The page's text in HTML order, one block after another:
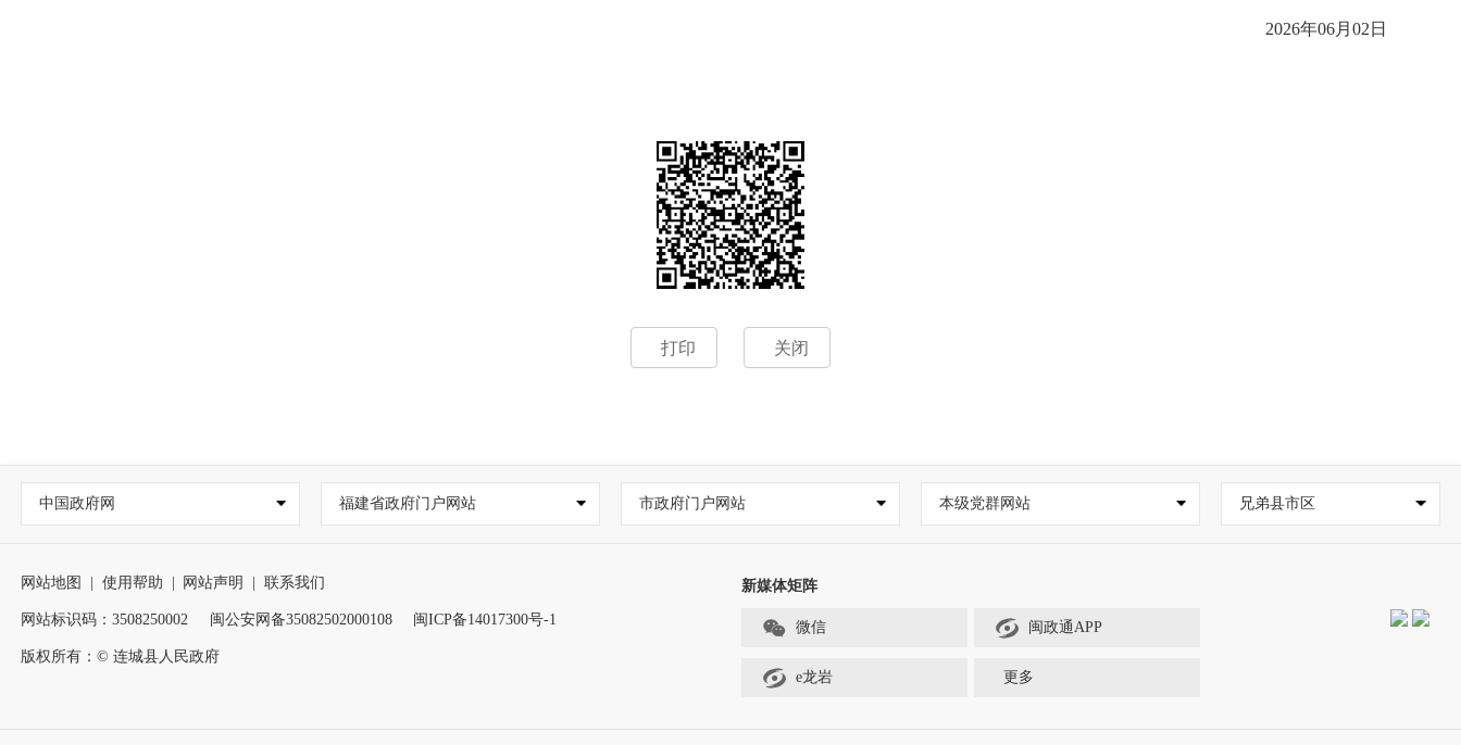
2026年06月02日
打印 关闭
中国政府网 福建省政府门户网站 市政府门户网站 本级党群网站 兄弟县市区
网站地图 使用帮助 网站声明 联系我们
网站标识码：3508250002 闽公安网备35082502000108 闽ICP备14017300号-1
版权所有：© 连城县人民政府
新媒体矩阵
微信 闽政通APP
e龙岩 更多